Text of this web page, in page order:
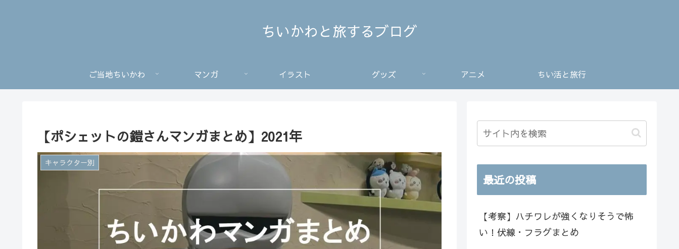
ちいかわと旅するブログ
ご当地ちいかわ マンガ イラスト グッズ アニメ ちい活と旅行
【ポシェットの鎧さんマンガまとめ】2021年
キャラクター別
最近の投稿
【考察】ハチワレが強くなりそうで怖
い！伏線・フラグまとめ